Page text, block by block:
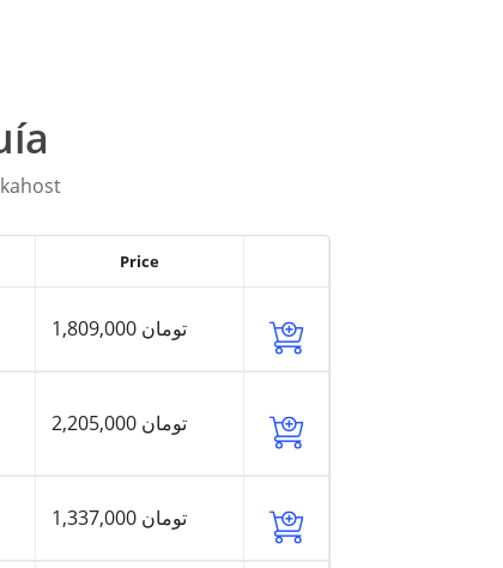
Price
1,809,000 تومان
2,205,000 تومان
1,337,000 تومان